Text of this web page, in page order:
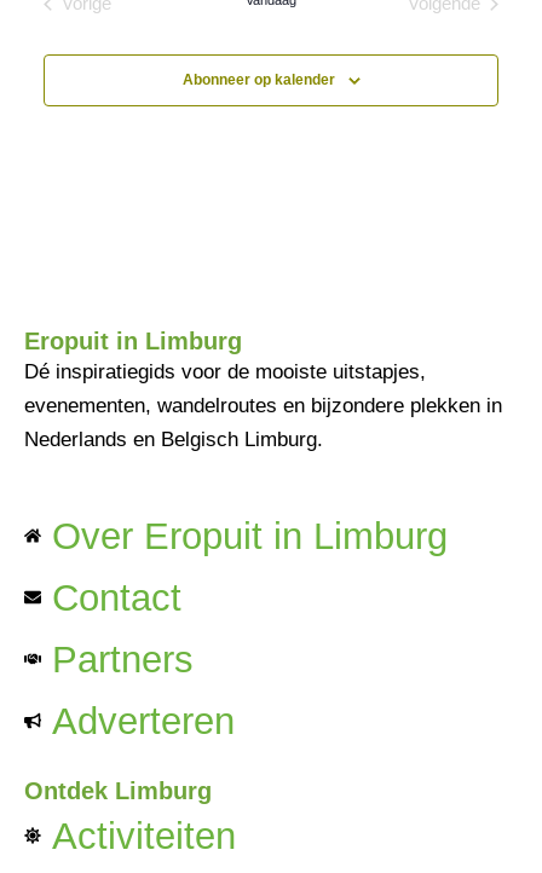
Abonneer op kalender
Eropuit in Limburg
Dé inspiratiegids voor de mooiste uitstapjes,
evenementen, wandelroutes en bijzondere plekken in
Nederlands en Belgisch Limburg.
Over Eropuit in Limburg
Contact
Partners
Adverteren
Ontdek Limburg
Activiteiten